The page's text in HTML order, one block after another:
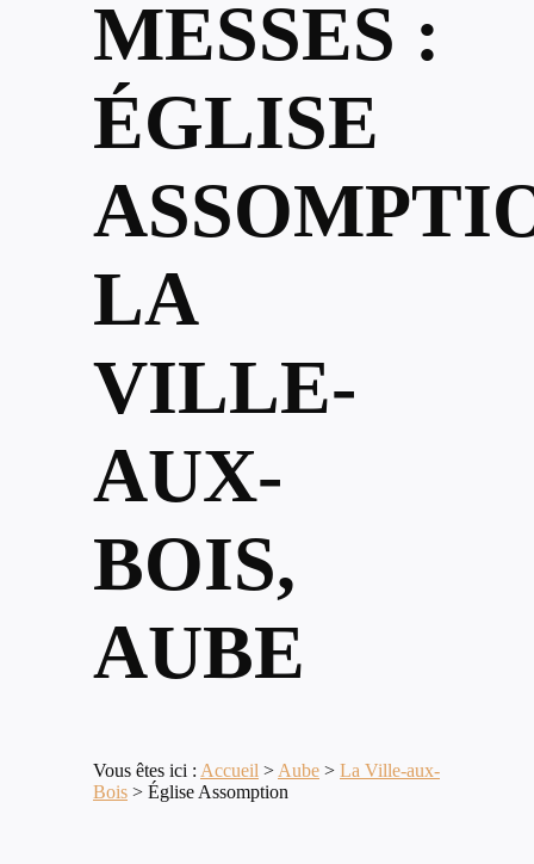
MESSES :
ÉGLISE
LA
VILLE-
AUX-
BOIS,
AUBE
Vous êtes ici : Accueil > Aube > La Ville-aux-
Bois > Église Assomption